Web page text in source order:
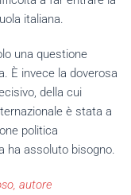
italiana.
una questione
È invece la doverosa
della cui
è stata a
politica
ha assoluto bisogno.
autore